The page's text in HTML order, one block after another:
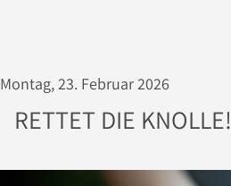
Montag, 23. Februar 2026
RETTET DIE KNOLLE!